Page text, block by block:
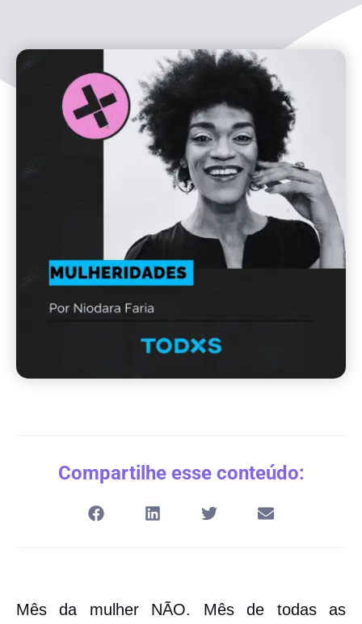
Compartilhe esse conteúdo:
Mês da mulher NÃO. Mês de todas as